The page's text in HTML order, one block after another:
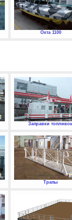
Охта 1100
Заправки
Трапы